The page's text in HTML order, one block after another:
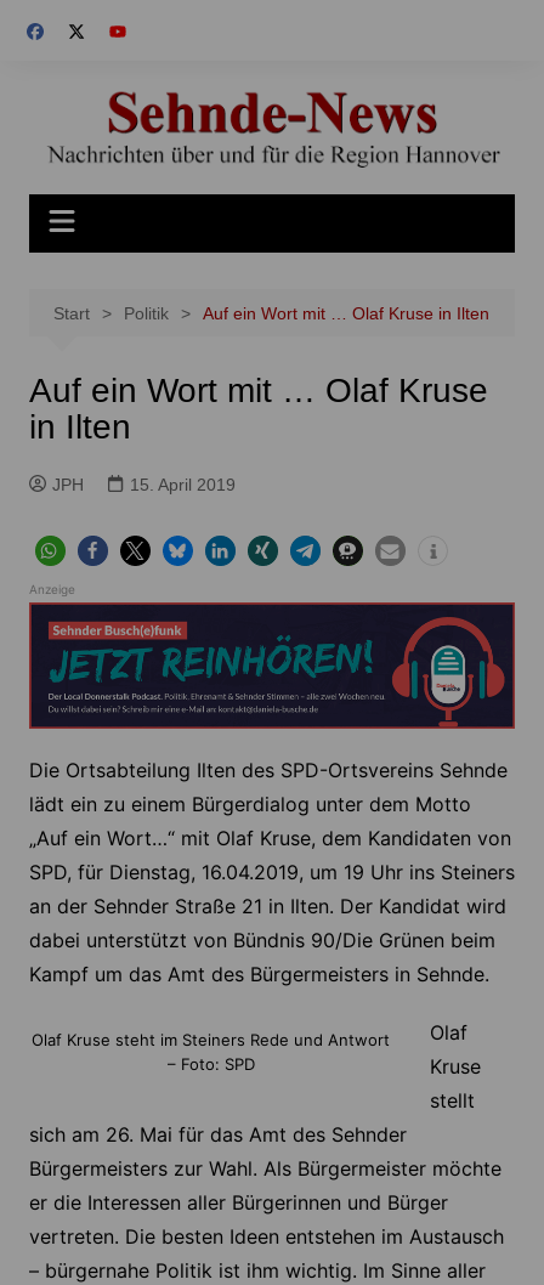
Inhalt
Start Politik Auf ein Wort mit … Olaf Kruse in Ilten
Auf ein Wort mit … Olaf Kruse
in Ilten
JPH 15. April 2019
Anzeige
Die Ortsabteilung Ilten des SPD-Ortsvereins Sehnde
lädt ein zu einem Bürgerdialog unter dem Motto
„Auf ein Wort…“ mit Olaf Kruse, dem Kandidaten von
SPD, für Dienstag, 16.04.2019, um 19 Uhr ins Steiners
an der Sehnder Straße 21 in Ilten. Der Kandidat wird
dabei unterstützt von Bündnis 90/Die Grünen beim
Kampf um das Amt des Bürgermeisters in Sehnde.
Olaf Kruse steht im Steiners Rede und Antwort
– Foto: SPD
Olaf
Kruse
stellt
sich am 26. Mai für das Amt des Sehnder
Bürgermeisters zur Wahl. Als Bürgermeister möchte
er die Interessen aller Bürgerinnen und Bürger
vertreten. Die besten Ideen entstehen im Austausch
– bürgernahe Politik ist ihm wichtig. Im Sinne aller